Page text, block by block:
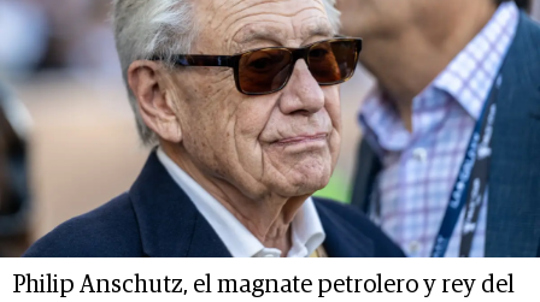
Philip Anschutz, el magnate petrolero y rey del